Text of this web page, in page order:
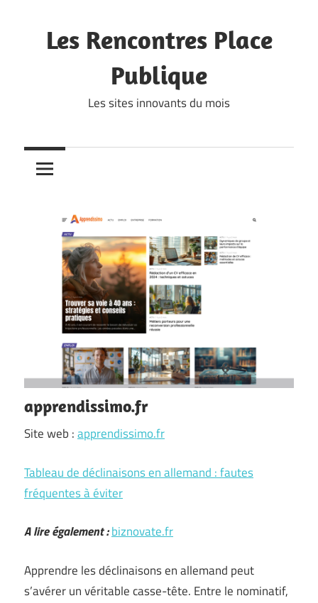
contentLes Rencontres Place
Publique
Les sites innovants du mois
apprendissimo.fr
Site web :apprendissimo.fr
Tableau de déclinaisons en allemand : fautes
fréquentes à éviter
A lire également :biznovate.fr
Apprendre les déclinaisons en allemand peut
s’avérer un véritable casse-tête. Entre le nominatif,